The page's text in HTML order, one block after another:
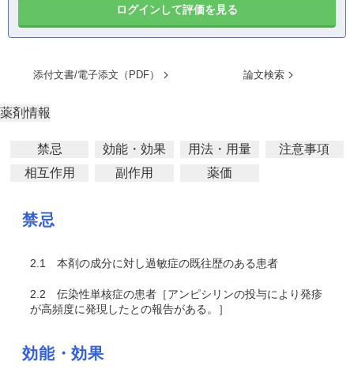
ログインして評価を見る
添付文書/電子添文（PDF） 論文検索
薬剤情報
禁忌 効能・効果 用法・用量
注意事項
相互作用
副作用 薬価
禁忌
2.1 本剤の成分に対し過敏症の既往歴のある患者
2.2 伝染性単核症の患者［アンピシリンの投与により発疹
が高頻度に発現したとの報告がある。］
効能・効果